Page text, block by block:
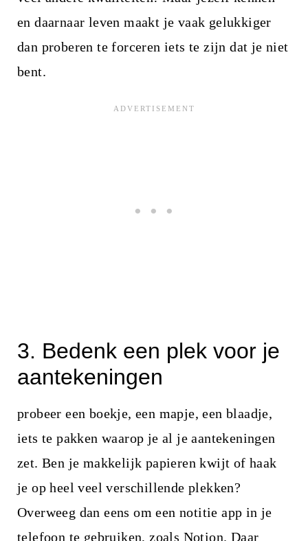
en daarnaar leven maakt je vaak gelukkiger
dan proberen te forceren iets te zijn dat je niet
bent.
3. Bedenk een plek voor je
aantekeningen
probeer een boekje, een mapje, een blaadje,
iets te pakken waarop je al je aantekeningen
zet. Ben je makkelijk papieren kwijt of haak
je op heel veel verschillende plekken?
Overweeg dan eens om een notitie app in je
telefoon te gebruiken, zoals Notion. Daar